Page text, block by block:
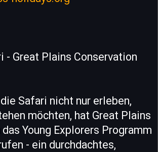
- Great Plains Conservation
Safari nicht nur erleben,
möchten, hat Great Plains
Young Explorers Programm
- ein durchdachtes,